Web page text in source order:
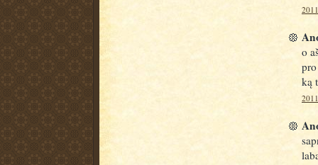
o
ką